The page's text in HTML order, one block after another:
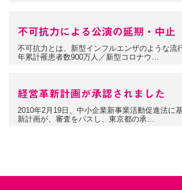
不可抗力による公演の延期・中止
不可抗力とは、新型インフルエンザのような流
年累計罹患者数900万人／新型コロナウ…
経営革新計画が承認されました
2010年2月19日、中小企業新事業活動促進法に
新計画が、審査をパスし、東京都の承…